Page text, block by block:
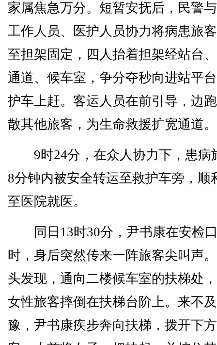
家属焦急万分。短暂安抚后，民警
工作人员、医护人员协力将病患旅
至担架固定，四人抬着担架经站台
通道、候车室，争分夺秒向进站平
护车上赶。客运人员在前引导，边
散其他旅客，为生命救援扩宽通道。
9时24分，在众人协力下，患病
8分钟内被安全转运至救护车旁，顺
至医院就医。
同日13时30分，尹书康在安检
时，身后突然传来一阵旅客尖叫声
头发现，通向二楼候车室的扶梯处
女性旅客摔倒在扶梯台阶上。来不
豫，尹书康疾步奔向扶梯，拨开下